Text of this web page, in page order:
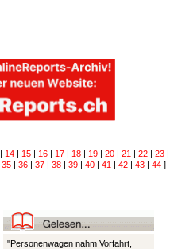
| 14 | 15 | 16 | 17 | 18 | 19 | 20 | 21 | 22 | 23 |
35 | 36 | 37 | 38 | 39 | 40 | 41 | 42 | 43 | 44 ]
"Personenwagen nahm Vorfahrt,